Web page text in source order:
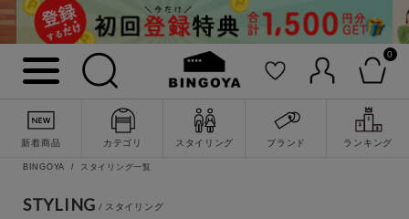
0
新着商品 カテゴリ スタイリング ブランド ランキング
詳細検索
BINGOYA スタイリング一覧
STYLING